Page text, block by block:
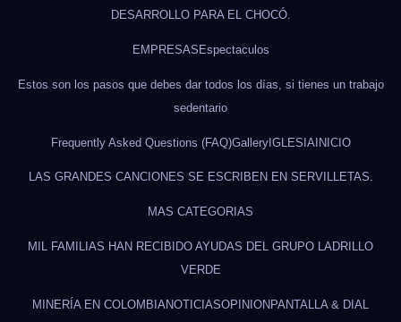
DESARROLLO PARA EL CHOCÓ.
EMPRESAS Espectaculos
Estos son los pasos que debes dar todos los días, si tienes un trabajo
sedentario
Frequently Asked Questions (FAQ)GalleryIGLESIAINICIO
LAS GRANDES CANCIONES SE ESCRIBEN EN SERVILLETAS.
MAS CATEGORIAS
MIL FAMILIAS HAN RECIBIDO AYUDAS DEL GRUPO LADRILLO
VERDE
MINERÍA EN COLOMBIANOTICIASOPINIONPANTALLA & DIAL